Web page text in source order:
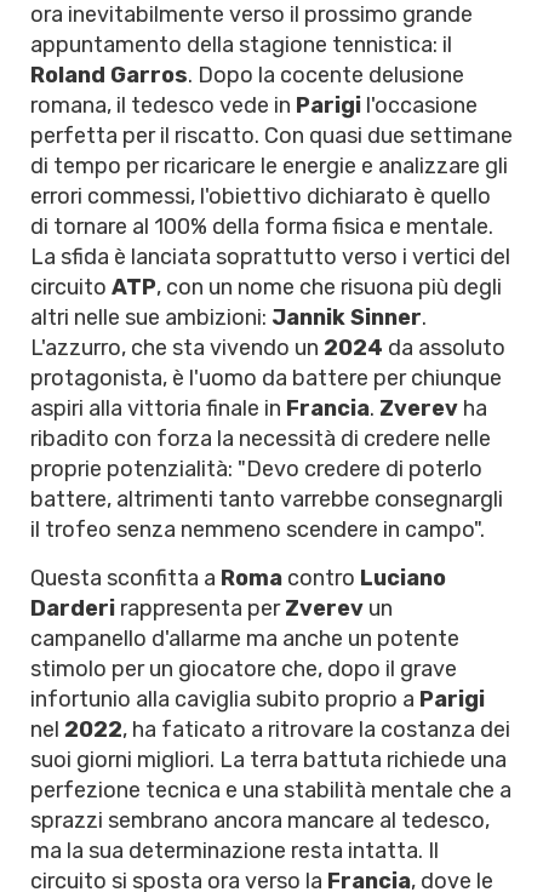
ora inevitabilmente verso il prossimo grande
appuntamento della stagione tennistica: il
Roland Garros. Dopo la cocente delusione
romana, il tedesco vede in Parigi l'occasione
perfetta per il riscatto. Con quasi due settimane
di tempo per ricaricare le energie e analizzare gli
errori commessi, l'obiettivo dichiarato è quello
di tornare al 100% della forma fisica e mentale.
La sfida è lanciata soprattutto verso i vertici del
circuito ATP, con un nome che risuona più degli
altri nelle sue ambizioni: Jannik Sinner.
L'azzurro, che sta vivendo un 2024 da assoluto
protagonista, è l'uomo da battere per chiunque
aspiri alla vittoria finale in Francia. Zverev ha
ribadito con forza la necessità di credere nelle
proprie potenzialità: "Devo credere di poterlo
battere, altrimenti tanto varrebbe consegnargli
il trofeo senza nemmeno scendere in campo".
Questa sconfitta a Roma contro Luciano
Darderi rappresenta perZverev un
campanello d'allarme ma anche un potente
stimolo per un giocatore che, dopo il grave
infortunio alla caviglia subito proprio a Parigi
nel 2022, ha faticato a ritrovare la costanza dei
suoi giorni migliori. La terra battuta richiede una
perfezione tecnica e una stabilità mentale che a
sprazzi sembrano ancora mancare al tedesco,
ma la sua determinazione resta intatta. Il
circuito si sposta ora verso la Francia, dove le